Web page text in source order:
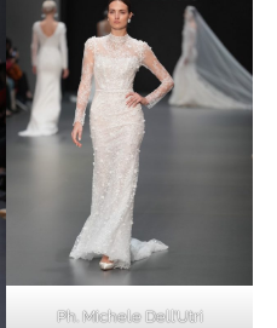
Ph. Michele Dell’Utri